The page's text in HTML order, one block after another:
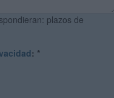
plazos de
: *